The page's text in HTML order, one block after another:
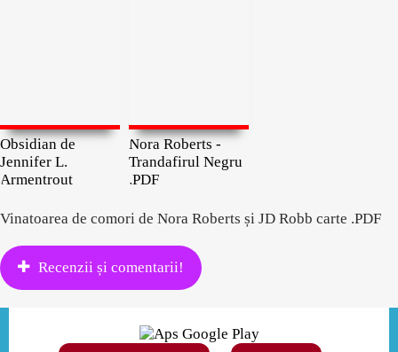
Obsidian de
Jennifer L.
Armentrout
Nora Roberts -
Trandafirul Negru
.PDF
Vinatoarea de comori de Nora Roberts și JD Robb carte .PDF
Recenzii și comentarii!